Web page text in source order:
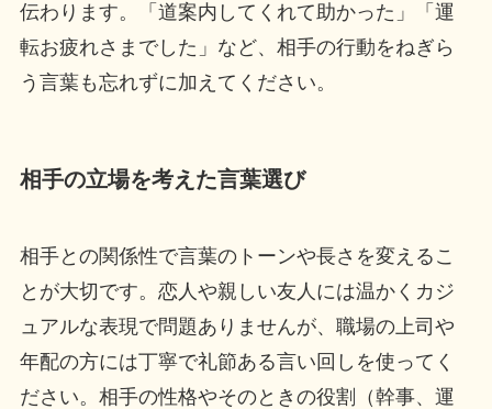
伝わります。「道案内してくれて助かった」「運
転お疲れさまでした」など、相手の行動をねぎら
う言葉も忘れずに加えてください。
相手の立場を考えた言葉選び
相手との関係性で言葉のトーンや長さを変えるこ
とが大切です。恋人や親しい友人には温かくカジ
ュアルな表現で問題ありませんが、職場の上司や
年配の方には丁寧で礼節ある言い回しを使ってく
ださい。相手の性格やそのときの役割（幹事、運